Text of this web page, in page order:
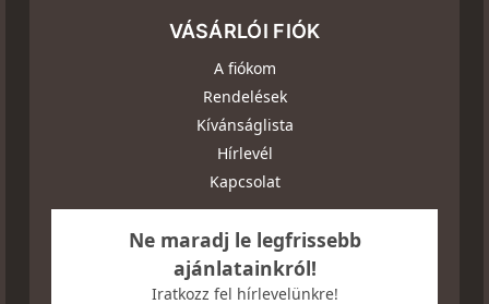
VÁSÁRLÓI FIÓK
A fiókom
Rendelések
Kívánságlista
Hírlevél
Kapcsolat
Ne maradj le legfrissebb
ajánlatainkról!
Iratkozz fel hírlevelünkre!